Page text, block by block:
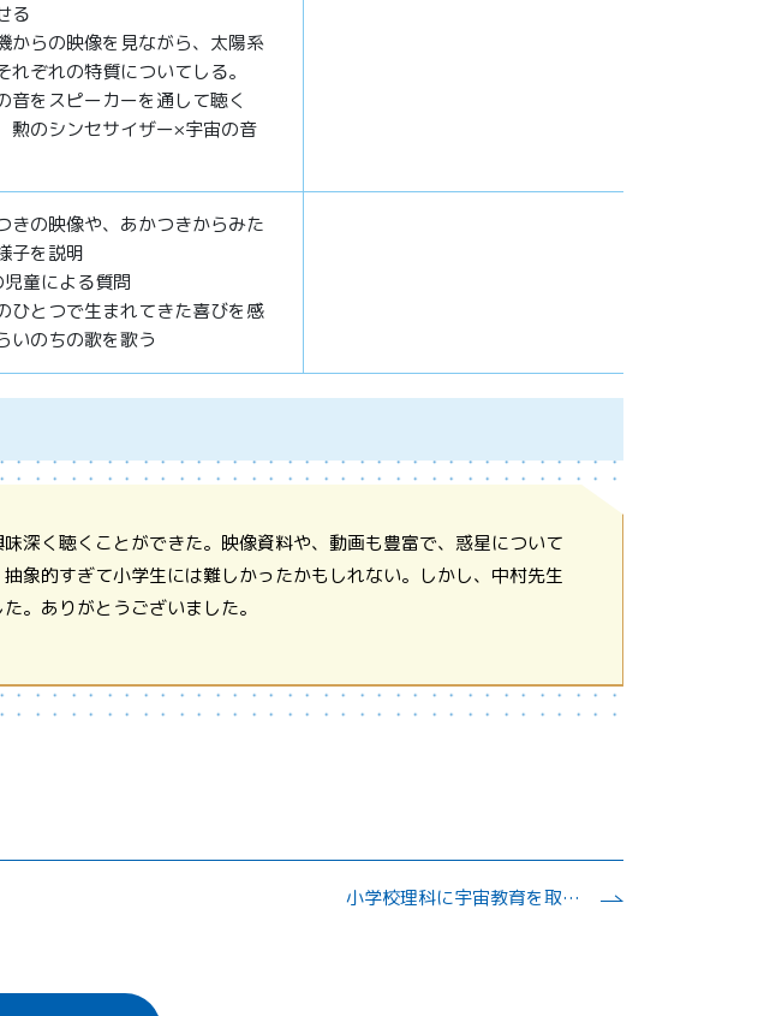
る
からの映像を見ながら、太陽系
れぞれの特質についてしる。
音をスピーカーを通して聴く
のシンセサイザー×宇宙の音
きの映像や、あかつきからみた
子を説明
童による質問
ひとつで生まれてきた喜びを感
いのちの歌を歌う
深く聴くことができた。映像資料や、動画も豊富で、惑星について
象的すぎて小学生には難しかったかもしれない。しかし、中村先生
。ありがとうございました。
小学校理科に宇宙教育を取り入れること